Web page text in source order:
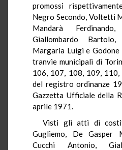
promossi
Negro Secondo, Voltetti
Mandarà
Giallombardo Bartolo,
Margaria Luigi e
tranvie municipali di
106, 107, 108, 109,
del registro ordinanze
Gazzetta Ufficiale della
aprile 1971.
Visti gli atti di
Gugliemo, De Gasper
Cucchi Antonio,